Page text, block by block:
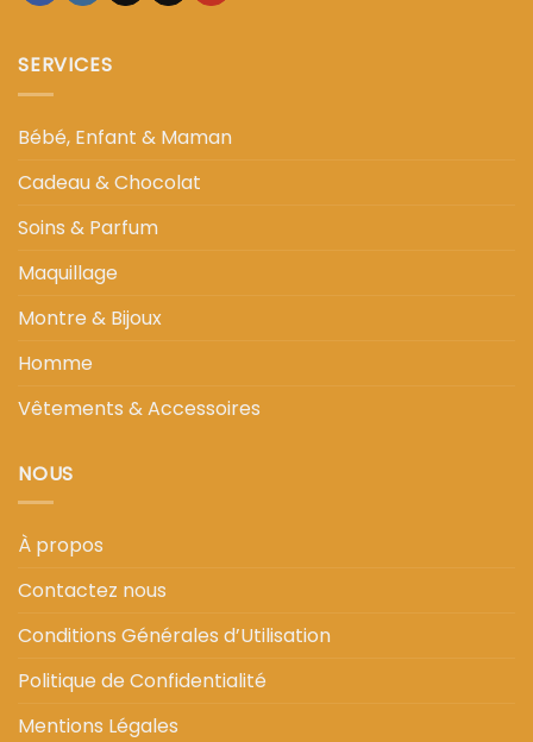
SERVICES
Bébé, Enfant & Maman
Cadeau & Chocolat
Soins & Parfum
Maquillage
Montre & Bijoux
Homme
Vêtements & Accessoires
NOUS
À propos
Contactez nous
Conditions Générales d’Utilisation
Politique de Confidentialité
Mentions Légales